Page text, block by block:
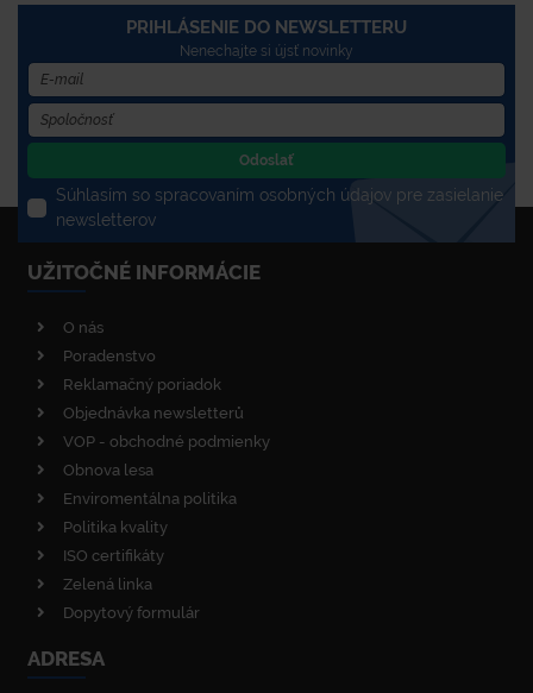
PRIHLÁSENIE DO NEWSLETTERU
Nenechajte si újsť novinky
Odoslať
Súhlasím so spracovaním osobných údajov pre zasielanie
newsletterov
UŽITOČNÉ INFORMÁCIE
O nás
Poradenstvo
Reklamačný poriadok
Objednávka newsletterů
VOP - obchodné podmienky
Obnova lesa
Enviromentálna politika
Politika kvality
ISO certifikáty
Zelená linka
Dopytový formulár
ADRESA